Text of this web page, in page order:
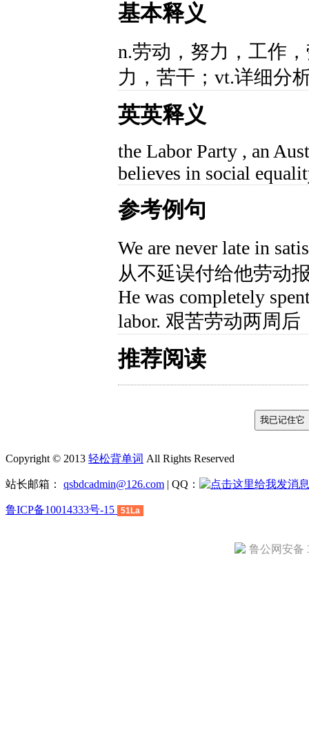
基本释义
n.劳动，努力，工作
力，苦干；vt.详细分
英英释义
the Labor Party , an
believes in social
参考例句
We are never late in
从不延误付给他劳动
He was completely
labor. 艰苦劳动两周
推荐阅读
Copyright © 2013 轻松背单词 All Rights Reserved
站长邮箱： qsbdcadmin@126.com | QQ：
鲁ICP备10014333号-15 51La
鲁公网安备